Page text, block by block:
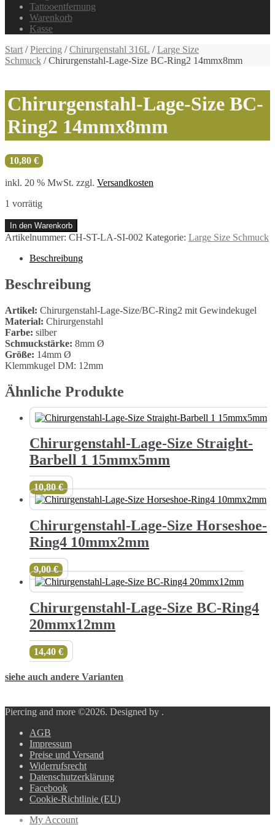
Tattooentfernung
Warenkorb
Kasse
Start /Piercing /Chirurgenstahl 316L /Large Size
Schmuck / Chirurgenstahl-Lage-Size BC-Ring2 14mmx8mm
Chirurgenstahl-Lage-Size BC-
Ring2 14mmx8mm
10,80 €
inkl. 20 % MwSt. zzgl. Versandkosten
1 vorrätig
Chirurgenstahl-
Lage-
BC-
14mmx8mm
Menge
In den Warenkorb
Artikelnummer: CH-ST-LA-SI-002 Kategorie: Large Size Schmuck
Beschreibung
Beschreibung
Artikel: Chirurgenstahl-Lage-Size/BC-Ring2 mit Gewindekugel
Material: Chirurgenstahl
Farbe: silber
Schmuckstärke: 8mm Ø
Größe: 14mm Ø
Klemmkugel DM: 12mm
Ähnliche Produkte
Chirurgenstahl-Lage-Size Straight-
Barbell 1 15mmx5mm
10,80€
Chirurgenstahl-Lage-Size Horseshoe-
Ring4 10mmx2mm
9,00€
Chirurgenstahl-Lage-Size BC-Ring4
20mmx12mm
14,40 €
siehe auch andere Varianten
Piercing and more ©2026. Designed by .
AGB
Impressum
Preise und Versand
Widerrufsrecht
Datenschutzerklärung
Facebook
Cookie-Richtlinie (EU)
My Account